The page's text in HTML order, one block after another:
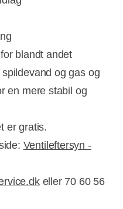
blandt andet
og gas og
en mere stabil og
er gratis.
Ventileftersyn -
eller 70 60 56